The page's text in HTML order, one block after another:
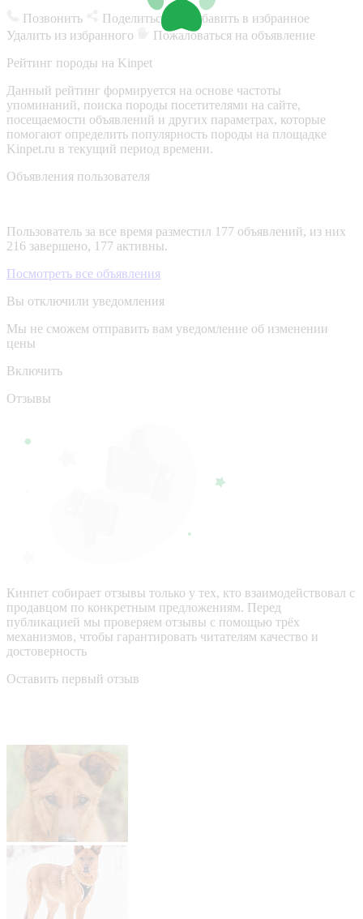
Позвонить Поделиться
Добавить в избранное
Удалить из избранного
Пожаловаться на объявление
Рейтинг породы на Kinpet
Данный рейтинг формируется на основе частоты
упоминаний, поиска породы посетителями на сайте,
посещаемости объявлений и других параметрах, которые
помогают определить популярность породы на площадке
Kinpet.ru в текущий период времени.
Объявления пользователя
Пользователь за все время разместил 177 объявлений, из них
216 завершено, 177 активны.
Посмотреть все объявления
Вы отключили уведомления
Мы не сможем отправить вам уведомление об изменении
цены
Включить
Отзывы
Кинпет собирает отзывы только у тех, кто взаимодействовал с
продавцом по конкретным предложениям. Перед
публикацией мы проверяем отзывы с помощью трёх
механизмов, чтобы гарантировать читателям качество и
достоверность
Оставить первый отзыв